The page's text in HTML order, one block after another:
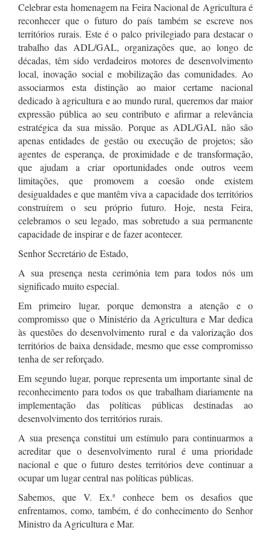
Celebrar esta homenagem na Feira Nacional de Agricultura é
reconhecer que o futuro do país também se escreve nos
territórios rurais. Este é o palco privilegiado para destacar o
trabalho das ADL/GAL, organizações que, ao longo de
décadas, têm sido verdadeiros motores de desenvolvimento
local, inovação social e mobilização das comunidades. Ao
associarmos esta distinção ao maior certame nacional
dedicado à agricultura e ao mundo rural, queremos dar maior
expressão pública ao seu contributo e afirmar a relevância
estratégica da sua missão. Porque as ADL/GAL não são
apenas entidades de gestão ou execução de projetos; são
agentes de esperança, de proximidade e de transformação,
que ajudam a criar oportunidades onde outros veem
limitações, que promovem a coesão onde existem
desigualdades e que mantêm viva a capacidade dos territórios
construírem o seu próprio futuro. Hoje, nesta Feira,
celebramos o seu legado, mas sobretudo a sua permanente
capacidade de inspirar e de fazer acontecer.
Senhor Secretário de Estado,
A sua presença nesta cerimónia tem para todos nós um
significado muito especial.
Em primeiro lugar, porque demonstra a atenção e o
compromisso que o Ministério da Agricultura e Mar dedica
às questões do desenvolvimento rural e da valorização dos
territórios de baixa densidade, mesmo que esse compromisso
tenha de ser reforçado.
Em segundo lugar, porque representa um importante sinal de
reconhecimento para todos os que trabalham diariamente na
implementação das políticas públicas destinadas ao
desenvolvimento dos territórios rurais.
A sua presença constitui um estímulo para continuarmos a
acreditar que o desenvolvimento rural é uma prioridade
nacional e que o futuro destes territórios deve continuar a
ocupar um lugar central nas políticas públicas.
Sabemos, que V. Ex.ª conhece bem os desafios que
enfrentamos, como, também, é do conhecimento do Senhor
Ministro da Agricultura e Mar.